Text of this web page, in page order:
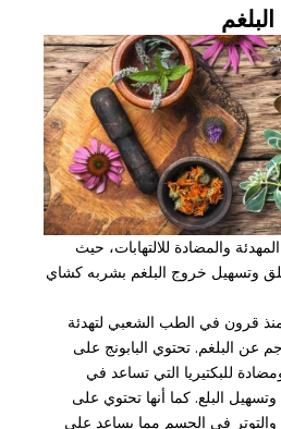
والمضادة للالتهابات، حيث
وتسهيل خروج البلغم بشربه كشاي
قرون في الطب الشعبي لتهدئة
عن البلغم. تحتوي البابونج على
للبكتيريا التي تساعد في
البلع. كما أنها تحتوي على
في الجسم مما يساعد على